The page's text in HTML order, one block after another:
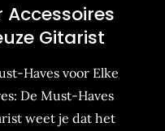
Accessoires
Gitarist
Haves voor Elke
De Must-Haves
weet je dat het